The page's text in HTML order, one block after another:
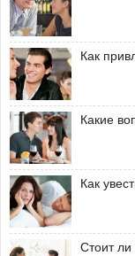
Как
Какие
Как
Стоит ли